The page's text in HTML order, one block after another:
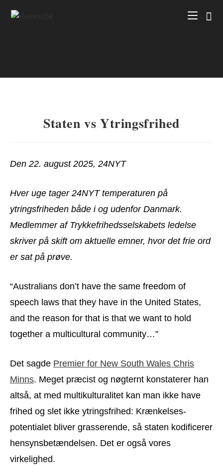
Staten vs Ytringsfrihed
Den 22. august 2025, 24NYT
Hver uge tager 24NYT temperaturen på
ytringsfriheden både i og udenfor Danmark.
Medlemmer af Trykkefrihedsselskabets ledelse
skriver på skift om aktuelle emner, hvor det frie ord
er sat på prøve.
“Australians don’t have the same freedom of
speech laws that they have in the United States,
and the reason for that is that we want to hold
together a multicultural community…”
Det sagde Premier for New South Wales Chris
Minns. Meget præcist og nøgternt konstaterer han
altså, at med multikulturalitet kan man ikke have
frihed og slet ikke ytringsfrihed: Krænkelses-
potentialet bliver grasserende, så staten kodificerer
hensynsbetændelsen. Det er også vores
virkelighed.